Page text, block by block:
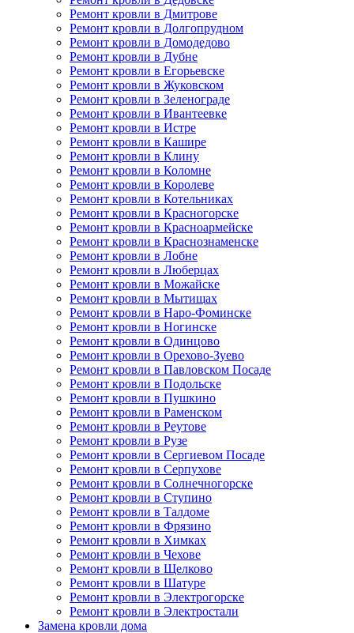
Ремонт кровли в Дмитрове
Ремонт кровли в Долгопрудном
Ремонт кровли в Домодедово
Ремонт кровли в Дубне
Ремонт кровли в Егорьевске
Ремонт кровли в Жуковском
Ремонт кровли в Зеленограде
Ремонт кровли в Ивантеевке
Ремонт кровли в Истре
Ремонт кровли в Кашире
Ремонт кровли в Клину
Ремонт кровли в Коломне
Ремонт кровли в Королеве
Ремонт кровли в Котельниках
Ремонт кровли в Красногорске
Ремонт кровли в Красноармейске
Ремонт кровли в Краснознаменске
Ремонт кровли в Лобне
Ремонт кровли в Люберцах
Ремонт кровли в Можайске
Ремонт кровли в Мытищах
Ремонт кровли в Наро-Фоминске
Ремонт кровли в Ногинске
Ремонт кровли в Одинцово
Ремонт кровли в Орехово-Зуево
Ремонт кровли в Павловском Посаде
Ремонт кровли в Подольске
Ремонт кровли в Пушкино
Ремонт кровли в Раменском
Ремонт кровли в Реутове
Ремонт кровли в Рузе
Ремонт кровли в Сергиевом Посаде
Ремонт кровли в Серпухове
Ремонт кровли в Солнечногорске
Ремонт кровли в Ступино
Ремонт кровли в Талдоме
Ремонт кровли в Фрязино
Ремонт кровли в Химках
Ремонт кровли в Чехове
Ремонт кровли в Щелково
Ремонт кровли в Шатуре
Ремонт кровли в Электрогорске
Ремонт кровли в Электростали
Замена кровли дома